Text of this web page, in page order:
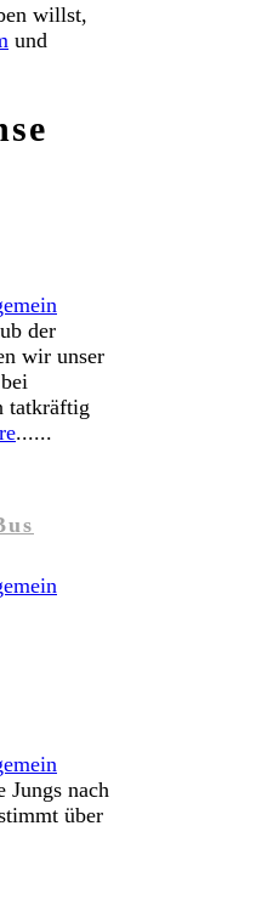
willst,
und
der
wir unser
tatkräftig
......
Jungs nach
über